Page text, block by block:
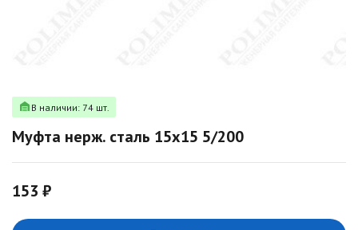
В наличии: 74 шт.
Mуфта нерж. сталь 15х15 5/200
153 ₽